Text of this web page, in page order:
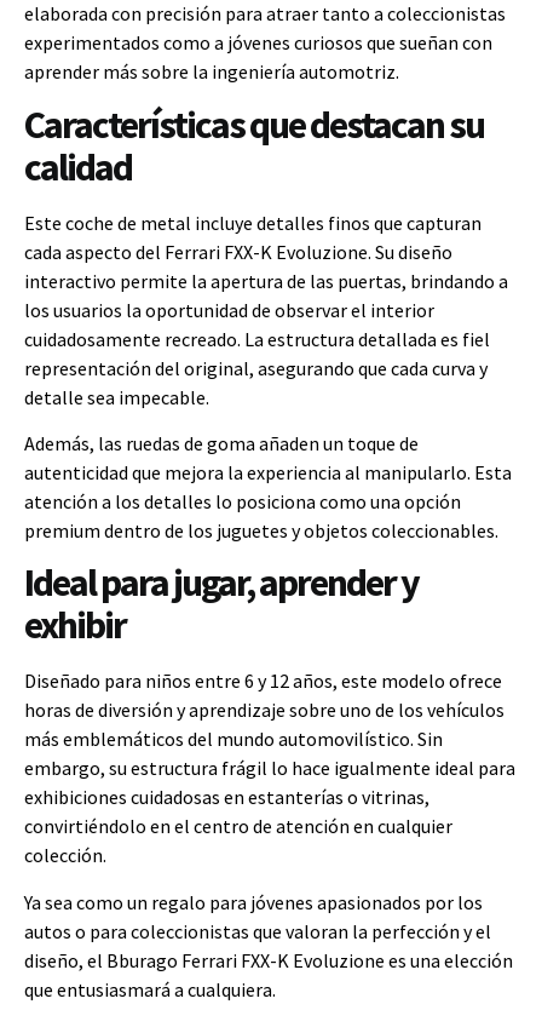
elaborada con precisión para atraer tanto a coleccionistas
experimentados como a jóvenes curiosos que sueñan con
aprender más sobre la ingeniería automotriz.
Características que destacan su
calidad
Este coche de metal incluye detalles finos que capturan
cada aspecto del Ferrari FXX-K Evoluzione. Su diseño
interactivo permite la apertura de las puertas, brindando a
los usuarios la oportunidad de observar el interior
cuidadosamente recreado. La estructura detallada es fiel
representación del original, asegurando que cada curva y
detalle sea impecable.
Además, las ruedas de goma añaden un toque de
autenticidad que mejora la experiencia al manipularlo. Esta
atención a los detalles lo posiciona como una opción
premium dentro de los juguetes y objetos coleccionables.
Ideal para jugar, aprender y
exhibir
Diseñado para niños entre 6 y 12 años, este modelo ofrece
horas de diversión y aprendizaje sobre uno de los vehículos
más emblemáticos del mundo automovilístico. Sin
embargo, su estructura frágil lo hace igualmente ideal para
exhibiciones cuidadosas en estanterías o vitrinas,
convirtiéndolo en el centro de atención en cualquier
colección.
Ya sea como un regalo para jóvenes apasionados por los
autos o para coleccionistas que valoran la perfección y el
diseño, el Bburago Ferrari FXX-K Evoluzione es una elección
que entusiasmará a cualquiera.